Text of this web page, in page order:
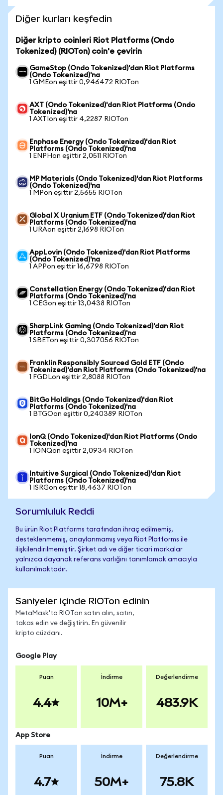
Diğer kurları keşfedin
Diğer kripto coinleri Riot Platforms (Ondo
Tokenized) (RIOTon) coin'e çevirin
GameStop (Ondo Tokenized)'dan Riot Platforms
(Ondo Tokenized)'na
1 GMEon eşittir 0,946472 RIOTon
AXT (Ondo Tokenized)'dan Riot Platforms (Ondo
Tokenized)'na
1 AXTIon eşittir 4,2287 RIOTon
Enphase Energy (Ondo Tokenized)'dan Riot
Platforms (Ondo Tokenized)'na
1 ENPHon eşittir 2,0511 RIOTon
MP Materials (Ondo Tokenized)'dan Riot Platforms
(Ondo Tokenized)'na
1 MPon eşittir 2,5655 RIOTon
Global X Uranium ETF (Ondo Tokenized)'dan Riot
Platforms (Ondo Tokenized)'na
1 URAon eşittir 2,1698 RIOTon
AppLovin (Ondo Tokenized)'dan Riot Platforms
(Ondo Tokenized)'na
1 APPon eşittir 16,6798 RIOTon
Constellation Energy (Ondo Tokenized)'dan Riot
Platforms (Ondo Tokenized)'na
1 CEGon eşittir 13,0438 RIOTon
SharpLink Gaming (Ondo Tokenized)'dan Riot
Platforms (Ondo Tokenized)'na
1 SBETon eşittir 0,307056 RIOTon
Franklin Responsibly Sourced Gold ETF (Ondo
Tokenized)'dan Riot Platforms (Ondo Tokenized)'na
1 FGDLon eşittir 2,8088 RIOTon
BitGo Holdings (Ondo Tokenized)'dan Riot
Platforms (Ondo Tokenized)'na
1 BTGOon eşittir 0,240389 RIOTon
IonQ (Ondo Tokenized)'dan Riot Platforms (Ondo
Tokenized)'na
1 IONQon eşittir 2,0934 RIOTon
Intuitive Surgical (Ondo Tokenized)'dan Riot
Platforms (Ondo Tokenized)'na
1 ISRGon eşittir 18,4637 RIOTon
Sorumluluk Reddi
Bu ürün Riot Platforms tarafından ihraç edilmemiş,
desteklenmemiş, onaylanmamış veya Riot Platforms ile
ilişkilendirilmemiştir. Şirket adı ve diğer ticari markalar
yalnızca dayanak referans varlığını tanımlamak amacıyla
kullanılmaktadır.
Saniyeler içinde RIOTon edinin
MetaMask'ta RIOTon satın alın, satın,
takas edin ve değiştirin. En güvenilir
kripto cüzdanı.
Google Play
Puan
4.4
İndirme
10M+
Değerlendirme
483.9K
App Store
Puan
4.7
İndirme
50M+
Değerlendirme
75.8K